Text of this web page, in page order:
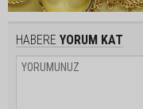
HABERE YORUM KAT